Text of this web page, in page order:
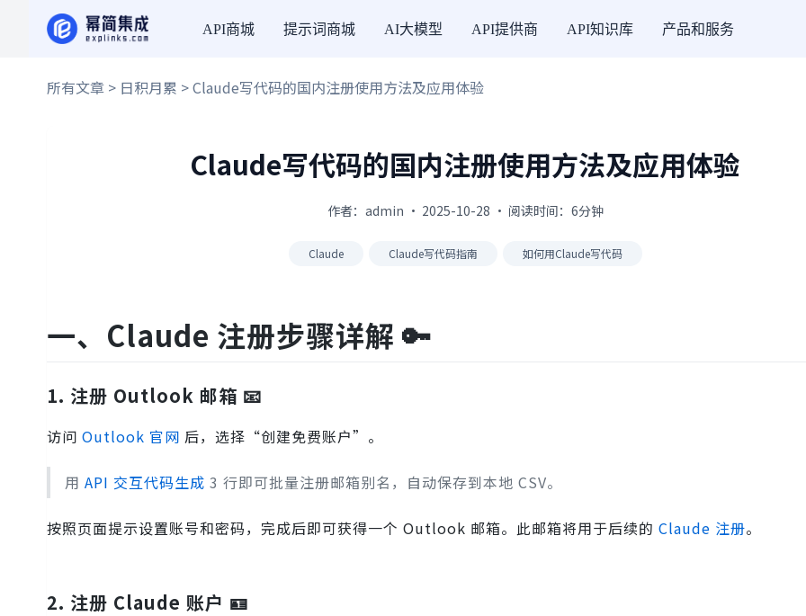
API商城 提示词商城 AI大模型 API提供商 API知识库 产品和服务
所有文章 > 日积月累 > Claude写代码的国内注册使用方法及应用体验
Claude写代码的国内注册使用方法及应用体验
作者：admin · 2025-10-28 · 阅读时间：6分钟
Claude Claude写代码指南 如何用Claude写代码
一、Claude 注册步骤详解 🔑
1. 注册 Outlook 邮箱 📧
访问 Outlook 官网 后，选择“创建免费账户”。
用 API 交互代码生成 3 行即可批量注册邮箱别名，自动保存到本地 CSV。
按照页面提示设置账号和密码，完成后即可获得一个 Outlook 邮箱。此邮箱将用于后续的 Claude 注册。
2. 注册 Claude 账户 🪪